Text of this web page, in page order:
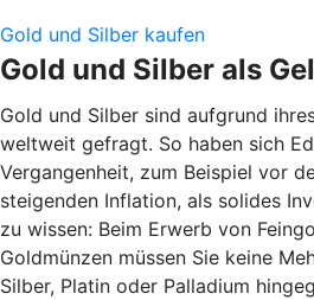
Gold und Silber kaufen
Gold und Silber als
Gold und Silber sind aufgrund
weltweit gefragt. So haben sich
Vergangenheit, zum Beispiel vor
steigenden Inflation, als solides
zu wissen: Beim Erwerb von
Goldmünzen müssen Sie keine
Silber, Platin oder Palladium